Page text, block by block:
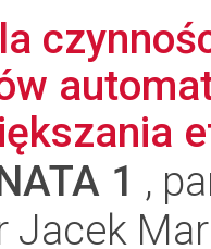
1 ,
Jacek